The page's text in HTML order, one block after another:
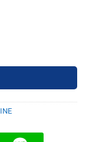
นเนคเตอร์รางไฟ